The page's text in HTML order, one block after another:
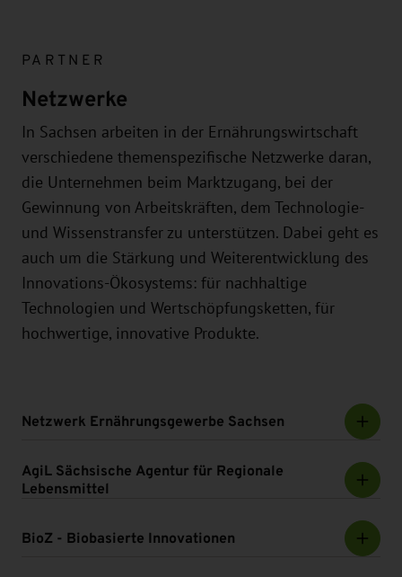
PARTNER
Netzwerke
In Sachsen arbeiten in der Ernährungswirtschaft
verschiedene themenspezifische Netzwerke daran,
die Unternehmen beim Marktzugang, bei der
Gewinnung von Arbeitskräften, dem Technologie-
und Wissenstransfer zu unterstützen. Dabei geht es
auch um die Stärkung und Weiterentwicklung des
Innovations-Ökosystems: für nachhaltige
Technologien und Wertschöpfungsketten, für
hochwertige, innovative Produkte.
Netzwerk Ernährungsgewerbe Sachsen
AgiL Sächsische Agentur für Regionale
Lebensmittel
BioZ - Biobasierte Innovationen